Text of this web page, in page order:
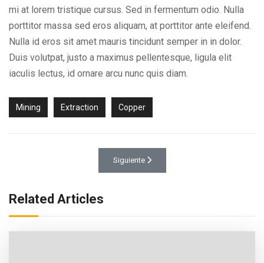
mi at lorem tristique cursus. Sed in fermentum odio. Nulla
porttitor massa sed eros aliquam, at porttitor ante eleifend.
Nulla id eros sit amet mauris tincidunt semper in in dolor.
Duis volutpat, justo a maximus pellentesque, ligula elit
iaculis lectus, id ornare arcu nunc quis diam.
Mining Extraction Copper
Artículo siguiente: Drilling
Siguiente
Related Articles